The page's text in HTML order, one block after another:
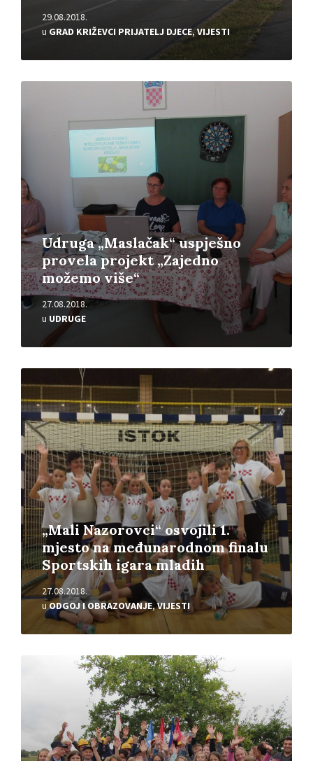
29.08.2018.
u GRAD KRIŽEVCI PRIJATELJ DJECE,VIJESTI
Udruga „Maslačak“ uspješno
provela projekt „Zajedno
možemo više“
27.08.2018.
u UDRUGE
Pročitajte
„Mali Nazorovci“ osvojili 1.
mjesto na međunarodnom finalu
Sportskih igara mladih
27.08.2018.
uODGOJ I OBRAZOVANJE,VIJESTI
Pročitajte
više